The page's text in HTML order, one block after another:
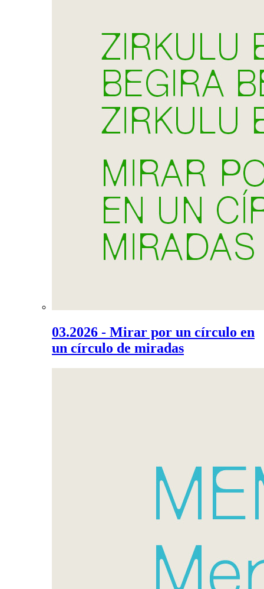
03.2026 - Mirar por un círculo en
un círculo de miradas